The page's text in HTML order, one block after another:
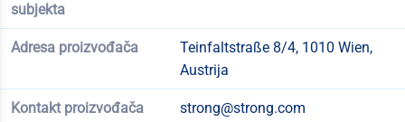
subjekta
Adresa proizvođača
Teinfaltstraße 8/4, 1010 Wien,
Austrija
Kontakt proizvođača strong@strong.com